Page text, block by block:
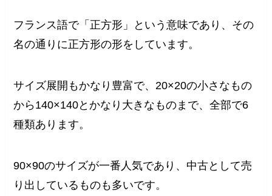
フランス語で「正方形」という意味であり、その
名の通りに正方形の形をしています。
サイズ展開もかなり豊富で、20×20の小さなもの
から140×140とかなり大きなものまで、全部で6
種類あります。
90×90のサイズが一番人気であり、中古として売
り出しているものも多いです。